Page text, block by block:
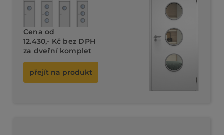
Cena od
12.430,- Kč bez DPH
za dveřní komplet
přejít na produkt